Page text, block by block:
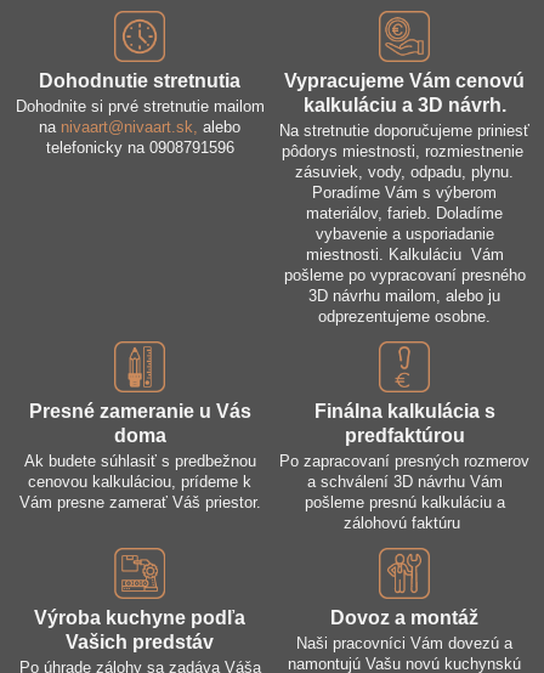
Dohodnutie stretnutia
Dohodnite si prvé stretnutie mailom
na nivaart@nivaart.sk, alebo
telefonicky na 0908791596
Vypracujeme Vám cenovú
kalkuláciu a 3D návrh​.
Na stretnutie doporučujeme priniesť
pôdorys miestnosti, rozmiestnenie
zásuviek, vody, odpadu, plynu.
Poradíme Vám s výberom
materiálov, farieb. Doladíme
vybavenie a usporiadanie
miestnosti. Kalkuláciu Vám
pošleme po vypracovaní presného
3D návrhu mailom, alebo ju
odprezentujeme osobne.
Presné zameranie u Vás
doma
Ak budete súhlasiť s predbežnou
cenovou kalkuláciou, prídeme k
Vám presne zamerať Váš priestor.
Finálna kalkulácia s
predfaktúrou
Po zapracovaní presných rozmerov
a schválení 3D návrhu Vám
pošleme presnú kalkuláciu a
zálohovú faktúru
Výroba kuchyne podľa
Vašich predstáv
Po úhrade zálohy sa zadáva Váša
Dovoz a montáž
Naši pracovníci Vám dovezú a
namontujú Vašu novú kuchynskú